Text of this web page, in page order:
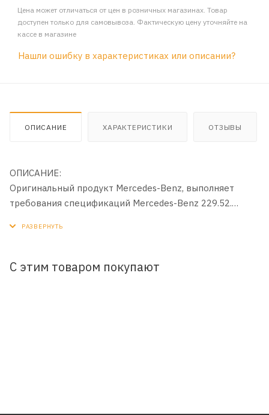
Цена может отличаться от цен в розничных магазинах. Товар
доступен только для самовывоза. Фактическую цену уточняйте на
кассе в магазине
Нашли ошибку в характеристиках или описании?
ОПИСАНИЕ ХАРАКТЕРИСТИКИ ОТЗЫВЫ
ОПИСАНИЕ:
Оригинальный продукт Mercedes-Benz, выполняет
требования спецификаций Mercedes-Benz 229.52.
С этим товаром покупают